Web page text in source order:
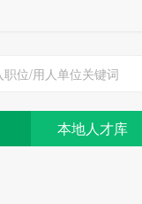
本地人才库